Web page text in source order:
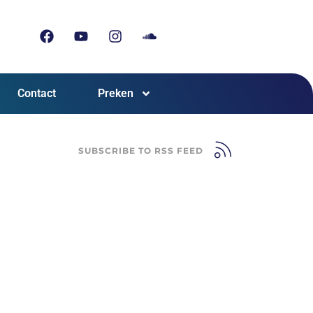
Contact Preken
SUBSCRIBE TO RSS FEED